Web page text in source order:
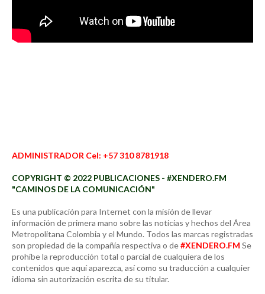
ADMINISTRADOR Cel: +57 310 8781918
COPYRIGHT © 2022 PUBLICACIONES - #XENDERO.FM
"CAMINOS DE LA COMUNICACIÓN"
Es una publicación para Internet con la misión de llevar
información de primera mano sobre las noticias y hechos del Área
Metropolitana Colombia y el Mundo. Todos las marcas registradas
son propiedad de la compañía respectiva o de#XENDERO.FM Se
prohíbe la reproducción total o parcial de cualquiera de los
contenidos que aquí aparezca, así como su traducción a cualquier
idioma sin autorización escrita de su titular.